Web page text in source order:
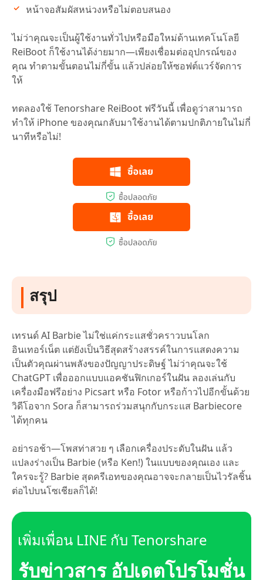
หน้าจอสัมผัสหน่วงหรือไม่ตอบสนอง
ไม่ว่าคุณจะเป็นผู้ใช้งานทั่วไปหรือมือใหม่ด้านเทคโนโลยี
ReiBoot ก็ใช้งานได้ง่ายมาก—เพียงเชื่อมต่ออุปกรณ์ของ
คุณ ทำตามขั้นตอนไม่กี่ขั้น แล้วปล่อยให้ซอฟต์แวร์จัดการ
ให้
ทดลองใช้ Tenorshare ReiBoot ฟรีวันนี้ เพื่อดูว่าสามารถ
ทำให้ iPhone ของคุณกลับมาใช้งานได้ตามปกติภายในไม่กี่
นาทีหรือไม่!
สรุป
เทรนด์ AI Barbie ไม่ใช่แค่กระแสชั่วคราวบนโลก
อินเทอร์เน็ต แต่ยังเป็นวิธีสุดสร้างสรรค์ในการแสดงความ
เป็นตัวคุณผ่านพลังของปัญญาประดิษฐ์ ไม่ว่าคุณจะใช้
ChatGPT เพื่อออกแบบแอคชันฟิกเกอร์ในฝัน ลองเล่นกับ
เครื่องมือฟรีอย่าง Picsart หรือ Fotor หรือก้าวไปอีกขั้นด้วย
วิดีโอจาก Sora ก็สามารถร่วมสนุกกับกระแส Barbiecore
ได้ทุกคน
อย่ารอช้า—โพสท่าสวย ๆ เลือกเครื่องประดับในฝัน แล้ว
แปลงร่างเป็น Barbie (หรือ Ken!) ในแบบของคุณเอง และ
ใครจะรู้? Barbie สุดครีเอทของคุณอาจจะกลายเป็นไวรัลชิ้น
ต่อไปบนโซเชียลก็ได้!
เพิ่มเพื่อน LINE กับ Tenorshare
รับข่าวสาร อัปเดตโปรโมชั่น